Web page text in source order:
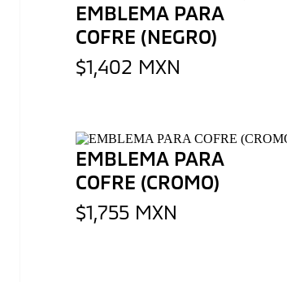
EMBLEMA PARA
COFRE (NEGRO)
$1,402 MXN
EMBLEMA PARA
COFRE (CROMO)
$1,755 MXN